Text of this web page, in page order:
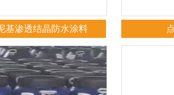
基渗透结晶防水涂料